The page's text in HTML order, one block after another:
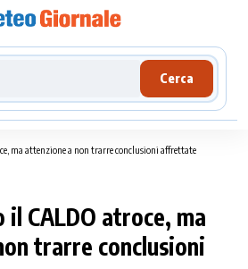
Cerca
ma attenzione a non trarre conclusioni affrettate
CALDO atroce, ma
trarre conclusioni